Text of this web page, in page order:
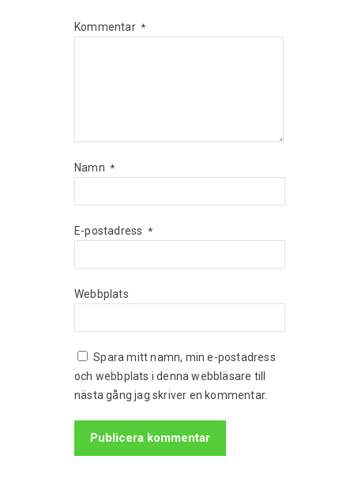
Kommentar *
Namn *
E-postadress *
Webbplats
Spara mitt namn, min e-postadress
och webbplats i denna webbläsare till
nästa gång jag skriver en kommentar.